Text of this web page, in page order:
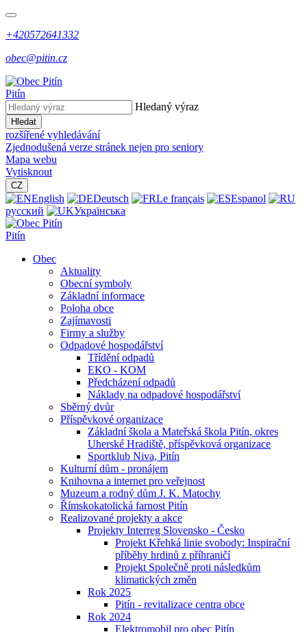
+420572641332
obec@pitin.cz
Pitín
Hledaný výraz
Hledat
rozšířené vyhledávání
Zjednodušená verze stránek nejen pro seniory
Mapa webu
Vytisknout
CZ
English Deutsch Le français
Espanol
русский
Українська
Pitín
Obec
Aktuality
Obecní symboly
Základní informace
Poloha obce
Zajímavosti
Firmy a služby
Odpadové hospodářství
Třídění odpadů
EKO - KOM
Předcházení odpadů
Náklady na odpadové hospodářství
Sběrný dvůr
Příspěvkové organizace
Základní škola a Mateřská škola Pitín, okres
Uherské Hradiště, příspěvková organizace
Sportklub Niva, Pitín
Kulturní dům - pronájem
Knihovna a internet pro veřejnost
Muzeum a rodný dům J. K. Matochy
Římskokatolická farnost Pitín
Realizované projekty a akce
Projekty Interreg Slovensko - Česko
Projekt Křehká linie svobody: Inspirační
příběhy hrdinů z příhraničí
Projekt Společně proti následkům
klimatických změn
Rok 2025
Pitín - revitalizace centra obce
Rok 2024
Elektromobil pro obec Pitín